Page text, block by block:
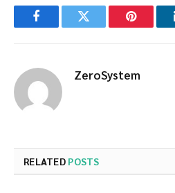
FacebookTwitter Pinterest
ZeroSystem
RELATED POSTS